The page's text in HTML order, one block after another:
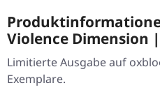
Violence Dimension |
Limitierte Ausgabe auf
Exemplare.